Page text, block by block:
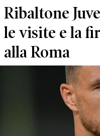
Ribaltone
le visite e la
alla Roma